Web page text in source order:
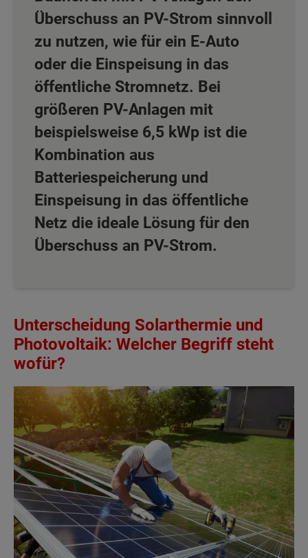
Überschuss an PV-Strom sinnvoll
zu nutzen, wie für ein E-Auto
oder die Einspeisung in das
öffentliche Stromnetz. Bei
größeren PV-Anlagen mit
beispielsweise 6,5 kWp ist die
Kombination aus
Batteriespeicherung und
Einspeisung in das öffentliche
Netz die ideale Lösung für den
Überschuss an PV-Strom.
Unterscheidung Solarthermie und
Photovoltaik: Welcher Begriff steht
wofür?